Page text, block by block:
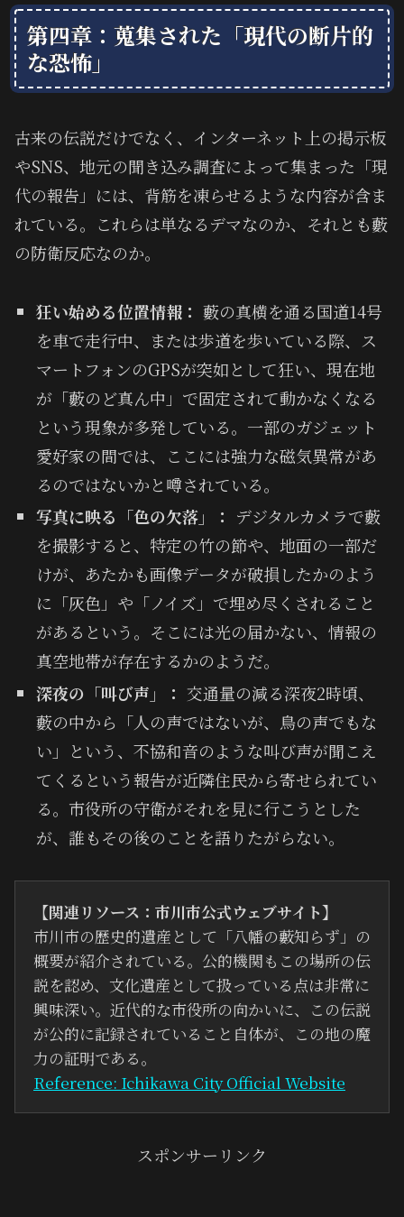
第四章：蒐集された「現代の断片的
な恐怖」
古来の伝説だけでなく、インターネット上の掲示板
やSNS、地元の聞き込み調査によって集まった「現
代の報告」には、背筋を凍らせるような内容が含ま
れている。これらは単なるデマなのか、それとも藪
の防衛反応なのか。
狂い始める位置情報： 藪の真横を通る国道14号
を車で走行中、または歩道を歩いている際、ス
マートフォンのGPSが突如として狂い、現在地
が「藪のど真ん中」で固定されて動かなくなる
という現象が多発している。一部のガジェット
愛好家の間では、ここには強力な磁気異常があ
るのではないかと噂されている。
写真に映る「色の欠落」： デジタルカメラで藪
を撮影すると、特定の竹の節や、地面の一部だ
けが、あたかも画像データが破損したかのよう
に「灰色」や「ノイズ」で埋め尽くされること
があるという。そこには光の届かない、情報の
真空地帯が存在するかのようだ。
深夜の「叫び声」： 交通量の減る深夜2時頃、
藪の中から「人の声ではないが、鳥の声でもな
い」という、不協和音のような叫び声が聞こえ
てくるという報告が近隣住民から寄せられてい
る。市役所の守衛がそれを見に行こうとした
が、誰もその後のことを語りたがらない。
【関連リソース：市川市公式ウェブサイト】
市川市の歴史的遺産として「八幡の藪知らず」の
概要が紹介されている。公的機関もこの場所の伝
説を認め、文化遺産として扱っている点は非常に
興味深い。近代的な市役所の向かいに、この伝説
が公的に記録されていること自体が、この地の魔
力の証明である。
Reference: Ichikawa City Official Website
スポンサーリンク